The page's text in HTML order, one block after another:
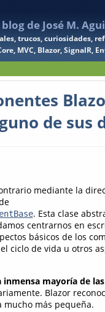
de José M.
trucos, curiosidades,
MVC, Blazor, SignalR,
de sus
mediante la
. Esta clase
centrarnos en
básicos de los
ciclo de vida u otros
mayoría de las
Blazor
mucho más pequeña.